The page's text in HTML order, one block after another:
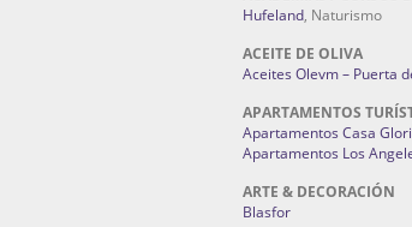
Hufeland, Naturismo
ACEITE DE OLIVA
Aceites Olevm – Puerta
APARTAMENTOS
Apartamentos Casa
Apartamentos Los
ARTE & DECORACIÓN
Blasfor